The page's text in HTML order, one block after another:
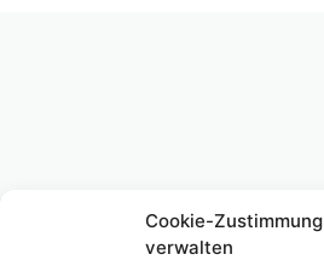
Cookie-Zustimmung
verwalten